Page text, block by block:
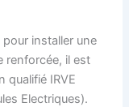
installer une
renforcée, il est
qualifié IRVE
Electriques).